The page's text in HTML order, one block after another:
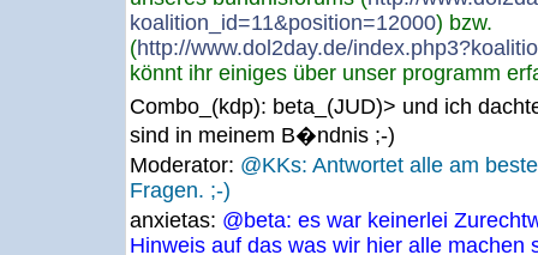
koalition_id=11&position=12000) bzw.
(http://www.dol2day.de/
könnt ihr einiges über unser programm
Combo_(kdp): beta_(JUD)> und ich
sind in meinem B�ndnis ;-)
Moderator: @KKs: Antwortet alle am
Fragen. ;-)
anxietas: @beta: es war keinerlei
Hinweis auf das was wir hier alle machen